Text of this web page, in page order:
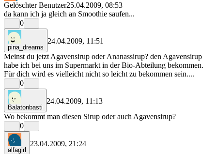
Gelöschter Benutzer25.04.2009, 08:53
da kann ich ja gleich an Smoothie saufen...
0
pina_dreams
24.04.2009, 11:51
Meinst du jetzt Agavensirup oder Ananassirup? den Agavensirup
habe ich bei uns im Supermarkt in der Bio-Abteilung bekommen.
Für dich wird es vielleicht nicht so leicht zu bekommen sein....
0
Balatonbasti
24.04.2009, 11:13
Wo bekommt man diesen Sirup oder auch Agavensirup?
0
alfagirl
23.04.2009, 21:24